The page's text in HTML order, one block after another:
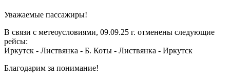
Уважаемые пассажиры!
В связи с метеоусловиями, 09.09.25 г. отменены следующие
рейсы:
Иркутск - Листвянка - Б. Коты - Листвянка - Иркутск
Благодарим за понимание!